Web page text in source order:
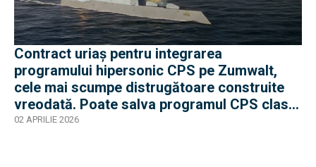
Contract uriaș pentru integrarea
programului hipersonic CPS pe Zumwalt,
cele mai scumpe distrugătoare construite
vreodată. Poate salva programul CPS clasa
care s-a oprit la 3 nave?
02 APRILIE 2026